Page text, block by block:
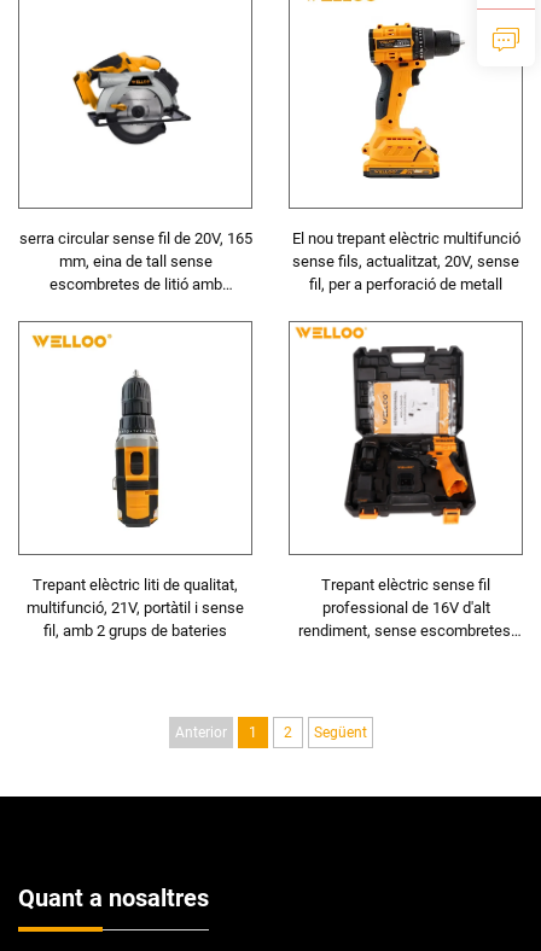
serra circular sense fil de 20V, 165
mm, eina de tall sense
escombretes de litió amb
fusta i metall, per a bricolatge i
construcció
El nou trepant elèctric multifunció
sense fils, actualitzat, 20V, sense
fil, per a perforació de metall
Trepant elèctric liti de qualitat,
multifunció, 21V, portàtil i sense
fil, amb 2 grups de bateries
Trepant elèctric sense fil
professional de 16V d'alt
rendiment, sense escombretes,
Anterior 1 2 Següent
Quant a nosaltres